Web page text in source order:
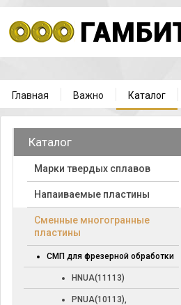
Главная Важно Каталог
Каталог
Марки твердых сплавов
Напаиваемые пластины
Cменные многогранные
пластины
СМП для фрезерной обработки
HNUA(11113)
PNUA(10113),